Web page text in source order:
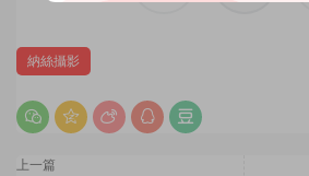
納絲攝影
上一篇